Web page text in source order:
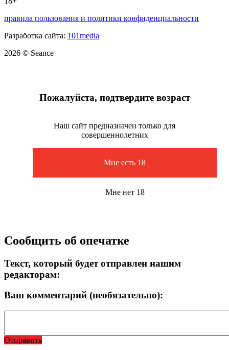
правила пользования и политики конфиденциальности
Разработка сайта: 101media
2026 © Seance
Пожалуйста, подтвердите возраст
Наш сайт предназначен только для
совершеннолетних
Мне есть 18
Мне нет 18
Сообщить об опечатке
Текст, который будет отправлен нашим
редакторам:
Ваш комментарий (необязательно):
Отправить